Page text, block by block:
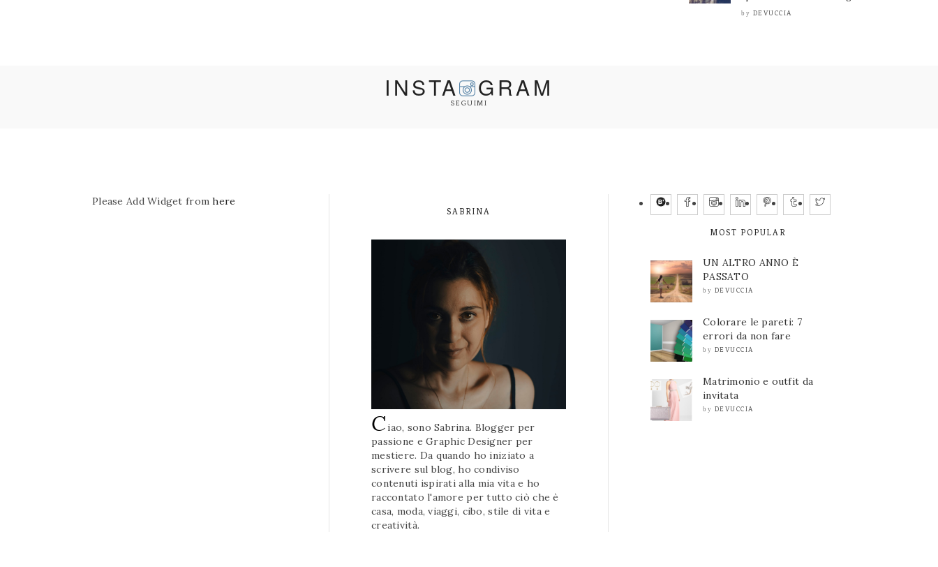
by DEVUCCIA
INSTA GRAM
SEGUIMI
Please Add Widget fromhere
SABRINA
Ciao, sono Sabrina. Blogger per
passione e Graphic Designer per
mestiere. Da quando ho iniziato a
scrivere sul blog, ho condiviso
contenuti ispirati alla mia vita e ho
raccontato l'amore per tutto ciò che è
casa, moda, viaggi, cibo, stile di vita e
creatività.
MOST POPULAR
UN ALTRO ANNO È
PASSATO
by DEVUCCIA
Colorare le pareti: 7
errori da non fare
by DEVUCCIA
Matrimonio e outfit da
invitata
by DEVUCCIA